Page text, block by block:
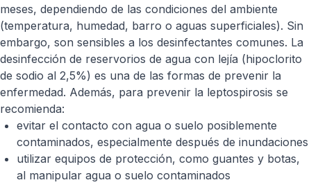
meses, dependiendo de las condiciones del ambiente
(temperatura, humedad, barro o aguas superficiales). Sin
embargo, son sensibles a los desinfectantes comunes. La
desinfección de reservorios de agua con lejía (hipoclorito
de sodio al 2,5%) es una de las formas de prevenir la
enfermedad. Además, para prevenir la leptospirosis se
recomienda:
evitar el contacto con agua o suelo posiblemente
contaminados, especialmente después de inundaciones
utilizar equipos de protección, como guantes y botas,
al manipular agua o suelo contaminados